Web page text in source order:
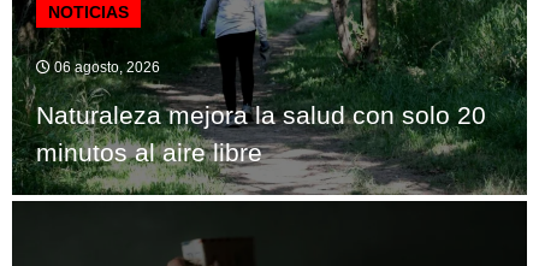
NOTICIAS
06 agosto, 2026
Naturaleza mejora la salud con solo 20
minutos al aire libre